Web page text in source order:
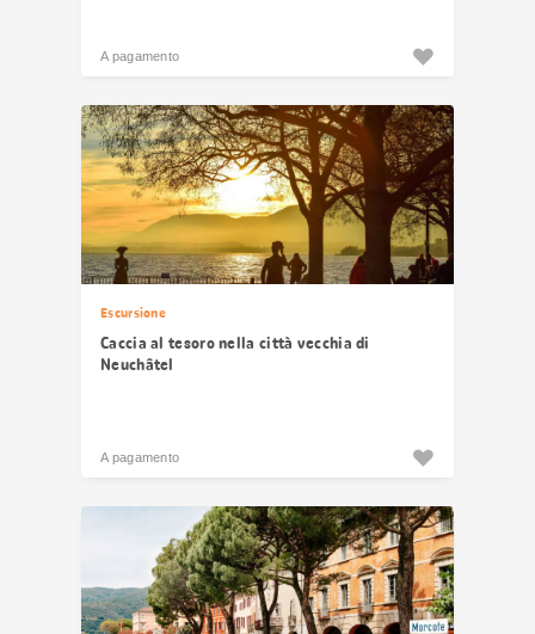
A pagamento
Escursione
Caccia al tesoro nella città vecchia di
Neuchâtel
A pagamento